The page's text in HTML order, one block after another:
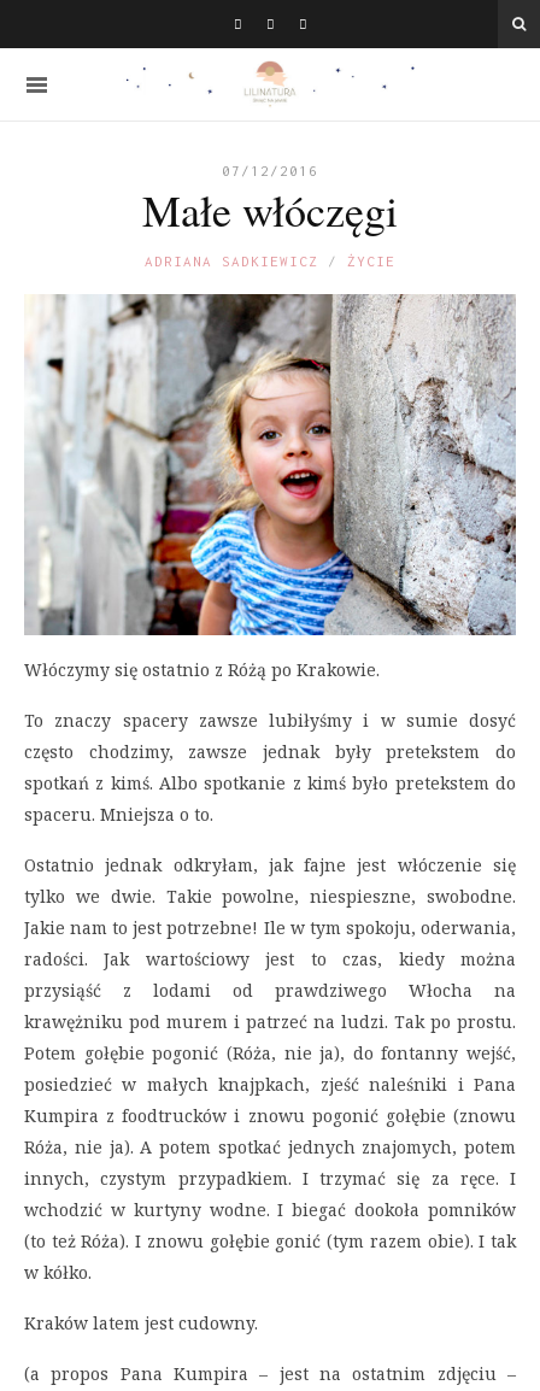
07/12/2016
Małe włóczęgi
ADRIANA SADKIEWICZ ŻYCIE
Włóczymy się ostatnio z Różą po Krakowie.
To znaczy spacery zawsze lubiłyśmy i w sumie dosyć
często chodzimy, zawsze jednak były pretekstem do
spotkań z kimś. Albo spotkanie z kimś było pretekstem do
spaceru. Mniejsza o to.
Ostatnio jednak odkryłam, jak fajne jest włóczenie się
tylko we dwie. Takie powolne, niespieszne, swobodne.
Jakie nam to jest potrzebne! Ile w tym spokoju, oderwania,
radości. Jak wartościowy jest to czas, kiedy można
przysiąść z lodami od prawdziwego Włocha na
krawężniku pod murem i patrzeć na ludzi. Tak po prostu.
Potem gołębie pogonić (Róża, nie ja), do fontanny wejść,
posiedzieć w małych knajpkach, zjeść naleśniki i Pana
Kumpira z foodtrucków i znowu pogonić gołębie (znowu
Róża, nie ja). A potem spotkać jednych znajomych, potem
innych, czystym przypadkiem. I trzymać się za ręce. I
wchodzić w kurtyny wodne. I biegać dookoła pomników
(to też Róża). I znowu gołębie gonić (tym razem obie). I tak
w kółko.
Kraków latem jest cudowny.
(a propos Pana Kumpira – jest na ostatnim zdjęciu –